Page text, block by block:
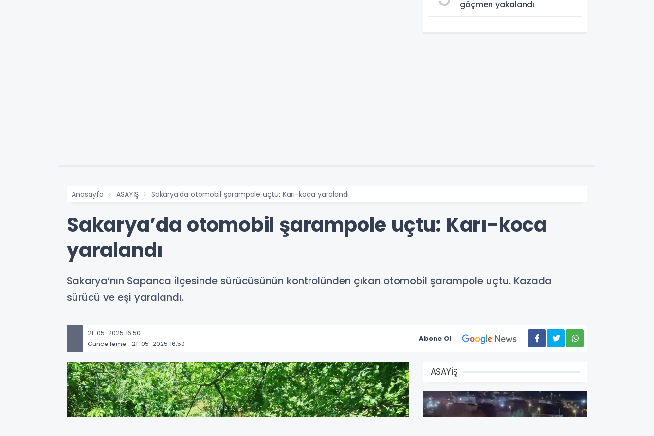
göçmen yakalandı
Anasayfa ASAYİŞ Sakarya’da otomobil şarampole uçtu: Karı-koca yaralandı
Sakarya’da otomobil şarampole uçtu: Karı-koca
yaralandı
Sakarya’nın Sapanca ilçesinde sürücüsünün kontrolünden çıkan otomobil şarampole uçtu. Kazada
sürücü ve eşi yaralandı.
21-05-2025 16:50
Güncelleme : 21-05-2025 16:50
Abone Ol
ASAYİŞ